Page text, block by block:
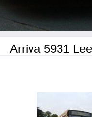
Arriva 5931